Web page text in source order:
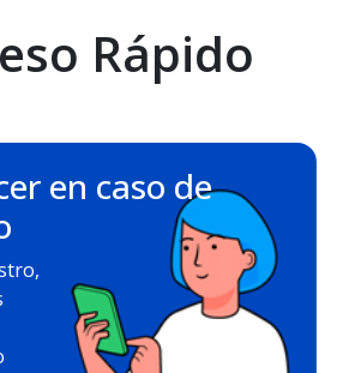
Rápido
en caso de